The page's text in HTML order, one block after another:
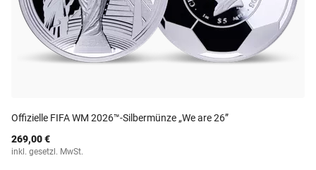
Offizielle FIFA WM 2026™-Silbermünze „We are 26”
269,00 €
inkl. gesetzl. MwSt.